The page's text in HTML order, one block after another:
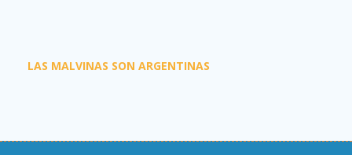
LAS MALVINAS SON ARGENTINAS